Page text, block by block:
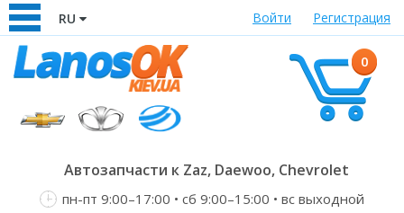
RU Войти Регистрация
0
Автозапчасти к Zaz, Daewoo, Chevrolet
пн-пт 9:00–17:00 • сб 9:00–15:00 • вс выходной